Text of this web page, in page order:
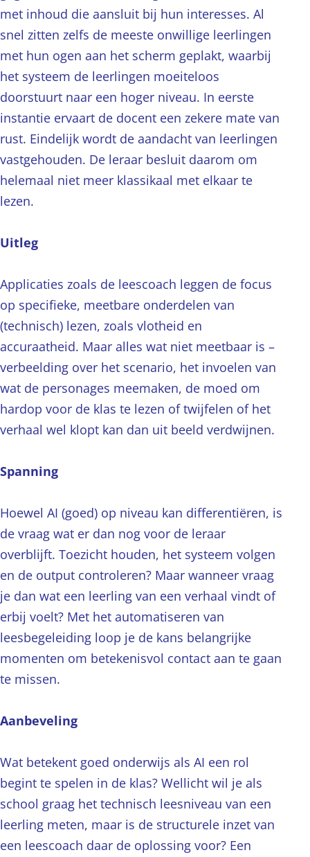
met inhoud die aansluit bij hun interesses. Al
snel zitten zelfs de meeste onwillige leerlingen
met hun ogen aan het scherm geplakt, waarbij
het systeem de leerlingen moeiteloos
doorstuurt naar een hoger niveau. In eerste
instantie ervaart de docent een zekere mate van
rust. Eindelijk wordt de aandacht van leerlingen
vastgehouden. De leraar besluit daarom om
helemaal niet meer klassikaal met elkaar te
lezen.
Uitleg
Applicaties zoals de leescoach leggen de focus
op specifieke, meetbare onderdelen van
(technisch) lezen, zoals vlotheid en
accuraatheid. Maar alles wat niet meetbaar is –
verbeelding over het scenario, het invoelen van
wat de personages meemaken, de moed om
hardop voor de klas te lezen of twijfelen of het
verhaal wel klopt kan dan uit beeld verdwijnen.
Spanning
Hoewel AI (goed) op niveau kan differentiëren, is
de vraag wat er dan nog voor de leraar
overblijft. Toezicht houden, het systeem volgen
en de output controleren? Maar wanneer vraag
je dan wat een leerling van een verhaal vindt of
erbij voelt? Met het automatiseren van
leesbegeleiding loop je de kans belangrijke
momenten om betekenisvol contact aan te gaan
te missen.
Aanbeveling
Wat betekent goed onderwijs als AI een rol
begint te spelen in de klas? Wellicht wil je als
school graag het technisch leesniveau van een
leerling meten, maar is de structurele inzet van
een leescoach daar de oplossing voor? Een